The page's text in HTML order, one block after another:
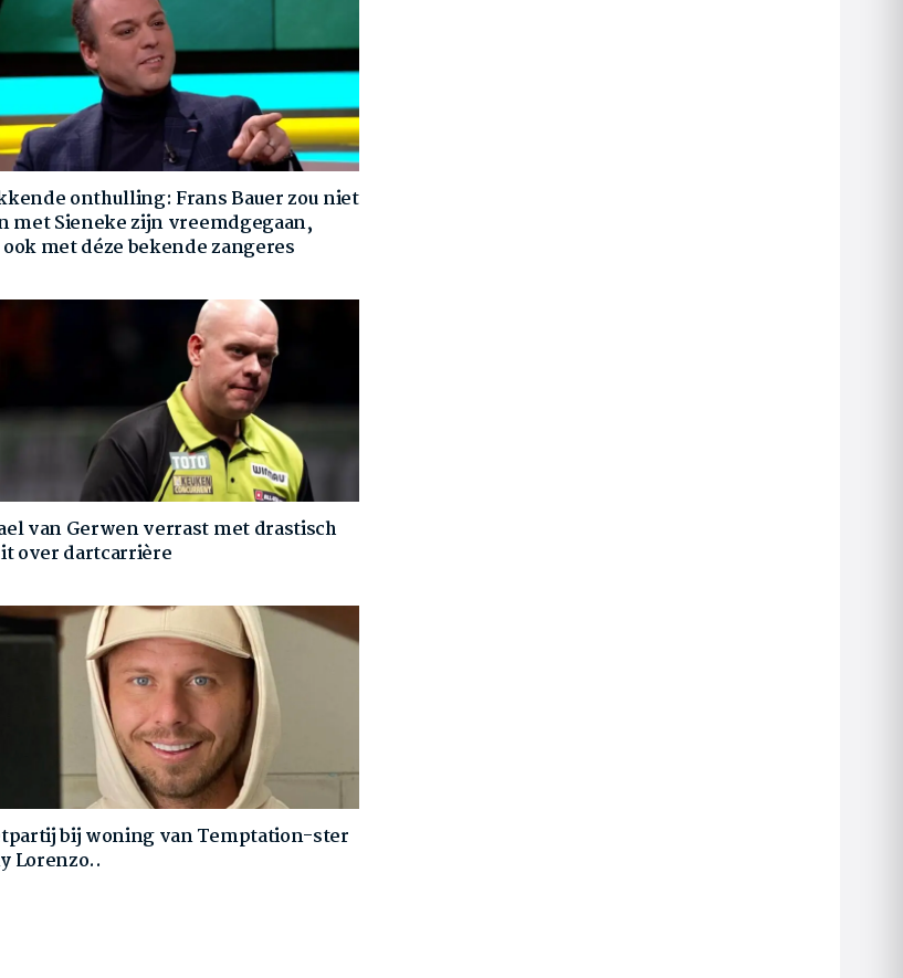
onthulling: Frans Bauer zou niet
met Sieneke zijn vreemdgegaan,
met déze bekende zangeres
van Gerwen verrast met drastisch
over dartcarrière
bij woning van Temptation-ster
Lorenzo..